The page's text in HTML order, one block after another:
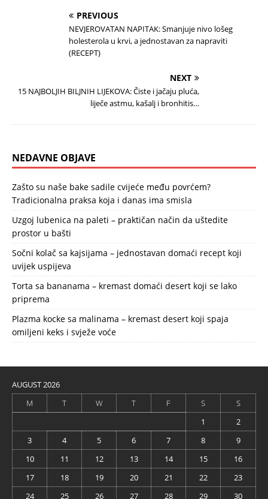
PREVIOUS
NEVJEROVATAN NAPITAK: Smanjuje nivo lošeg
holesterola u krvi, a jednostavan za napraviti
(RECEPT)
NEXT
15 NAJBOLJIH BILJNIH LIJEKOVA: Čiste i jačaju pluća,
liječe astmu, kašalj i bronhitis…
NEDAVNE OBJAVE
Zašto su naše bake sadile cvijeće među povrćem?
Tradicionalna praksa koja i danas ima smisla
Uzgoj lubenica na paleti – praktičan način da uštedite
prostor u bašti
Sočni kolač sa kajsijama – jednostavan domaći recept koji
uvijek uspijeva
Torta sa bananama – kremast domaći desert koji se lako
priprema
Plazma kocke sa malinama – kremast desert koji spaja
omiljeni keks i svježe voće
AUGUST 2026
M
T W T F S
S
1
2
3
4 5 6 7 8
9
10
11 12 13 14 15
16
17
18 19 20 21 22
23
24
25 26 27 28 29 30